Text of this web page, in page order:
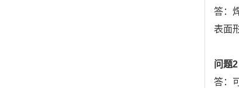
答：
表面
问题
答：